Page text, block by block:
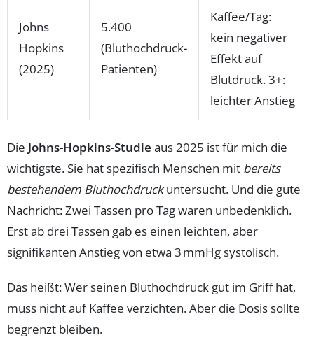
Johns
Hopkins
(2025)
5.400
(Bluthochdruck-
Patienten)
Kaffee/Tag:
kein negativer
Effekt auf
Blutdruck. 3+:
leichter Anstieg
Die Johns-Hopkins-Studie aus 2025 ist für mich die
wichtigste. Sie hat spezifisch Menschen mit bereits
bestehendem Bluthochdruckuntersucht. Und die gute
Nachricht: Zwei Tassen pro Tag waren unbedenklich.
Erst ab drei Tassen gab es einen leichten, aber
signifikanten Anstieg von etwa 3 mmHg systolisch.
Das heißt: Wer seinen Bluthochdruck gut im Griff hat,
muss nicht auf Kaffee verzichten. Aber die Dosis sollte
begrenzt bleiben.